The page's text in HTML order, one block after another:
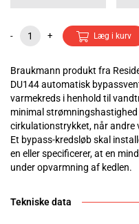
- + Læg i kurv
Braukmann produkt fra
DU144 automatisk
varmekreds i henhold til
minimal
cirkulationstrykket, når andre
Et bypass-kredsløb skal
en eller specificerer, at en
under opvarmning af kedlen.
Tekniske data